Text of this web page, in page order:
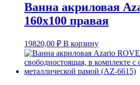
Ванна акриловая
160х100 правая
19820,00 ₽ В корзину